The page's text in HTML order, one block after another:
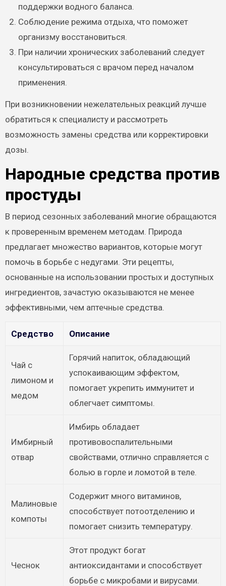
поддержки водного баланса.
Соблюдение режима отдыха, что поможет
организму восстановиться.
При наличии хронических заболеваний следует
консультироваться с врачом перед началом
применения.
При возникновении нежелательных реакций лучше
обратиться к специалисту и рассмотреть
возможность замены средства или корректировки
дозы.
Народные средства против
простуды
В период сезонных заболеваний многие обращаются
к проверенным временем методам. Природа
предлагает множество вариантов, которые могут
помочь в борьбе с недугами. Эти рецепты,
основанные на использовании простых и доступных
ингредиентов, зачастую оказываются не менее
эффективными, чем аптечные средства.
Средство Описание
Чай с
лимоном и
медом
Горячий напиток, обладающий
успокаивающим эффектом,
помогает укрепить иммунитет и
облегчает симптомы.
Имбирный
отвар
Имбирь обладает
противовоспалительными
свойствами, отлично справляется с
болью в горле и ломотой в теле.
Малиновые
компоты
Содержит много витаминов,
способствует потоотделению и
помогает снизить температуру.
Чеснок
Этот продукт богат
антиоксидантами и способствует
борьбе с микробами и вирусами.